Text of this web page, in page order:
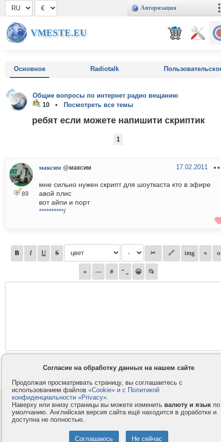
Авторизация
VMESTE.EU
Основное Radiotalk
Общие вопросы по интернет радио вещанию
10 •
Посмотреть все темы
ребят если можете напишити скриптик
1
89
максим @максим 17.02.2011
мне сильно нужен скрипт для шоуткаста кто в эфире
авой плис
вот айпи и порт
**********/
Контакты
Компания
Privacy и Cookie
Правила и условия
Форумы
Согласие на обработку данных на нашем сайте
Продолжая просматривать страницу, вы соглашаетесь с
использованием файлов «Cookie» и с Политикой
конфиденциальности «Privacy».
Наверху или внизу страницы вы можете изменить валюту и язык по
умолчанию. Английская версия сайта ещё находится в доработке и
доступна не полностью.